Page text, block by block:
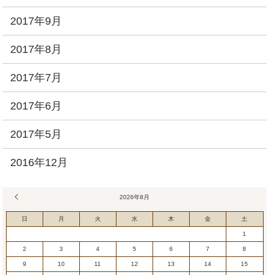
2017年9月
2017年8月
2017年7月
2017年6月
2017年5月
2016年12月
2026年8月
日 月 火 水 木 金 土
1
2 3 4 5 6 7 8
9 10 11 12 13 14 15